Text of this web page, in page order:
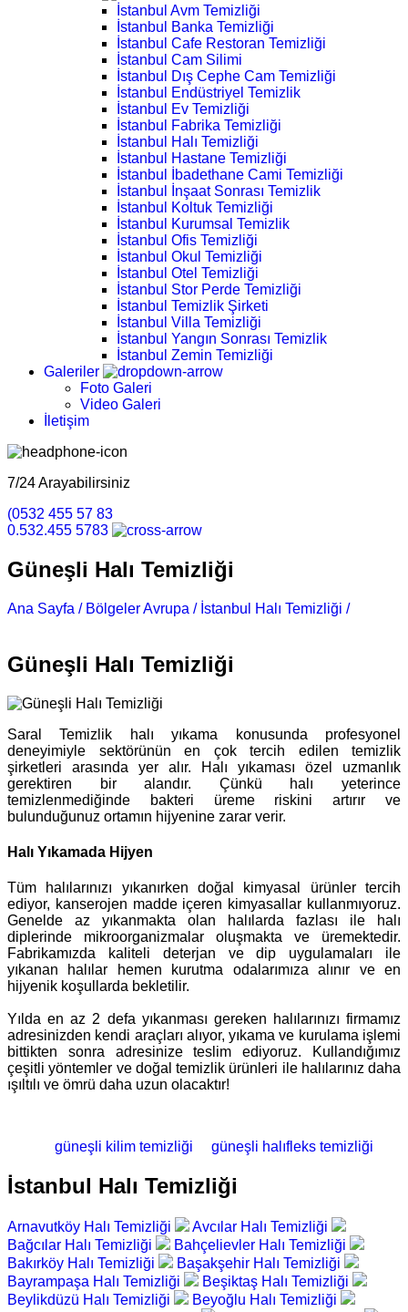
İstanbul Avm Temizliği
İstanbul Banka Temizliği
İstanbul Cafe Restoran Temizliği
İstanbul Cam Silimi
İstanbul Dış Cephe Cam Temizliği
İstanbul Endüstriyel Temizlik
İstanbul Ev Temizliği
İstanbul Fabrika Temizliği
İstanbul Halı Temizliği
İstanbul Hastane Temizliği
İstanbul İbadethane Cami Temizliği
İstanbul İnşaat Sonrası Temizlik
İstanbul Koltuk Temizliği
İstanbul Kurumsal Temizlik
İstanbul Ofis Temizliği
İstanbul Okul Temizliği
İstanbul Otel Temizliği
İstanbul Stor Perde Temizliği
İstanbul Temizlik Şirketi
İstanbul Villa Temizliği
İstanbul Yangın Sonrası Temizlik
İstanbul Zemin Temizliği
Galeriler
Foto Galeri
Video Galeri
İletişim
7/24 Arayabilirsiniz
(0532 455 57 83
0.532.455 5783
Güneşli Halı Temizliği
Ana Sayfa / Bölgeler Avrupa / İstanbul Halı Temizliği /
Güneşli Halı Temizliği
Saral Temizlik halı yıkama konusunda profesyonel
deneyimiyle sektörünün en çok tercih edilen temizlik
şirketleri arasında yer alır. Halı yıkaması özel uzmanlık
gerektiren bir alandır. Çünkü halı yeterince
temizlenmediğinde bakteri üreme riskini artırır ve
bulunduğunuz ortamın hijyenine zarar verir.
Halı Yıkamada Hijyen
Tüm halılarınızı yıkanırken doğal kimyasal ürünler tercih
ediyor, kanserojen madde içeren kimyasallar kullanmıyoruz.
Genelde az yıkanmakta olan halılarda fazlası ile halı
diplerinde mikroorganizmalar oluşmakta ve üremektedir.
Fabrikamızda kaliteli deterjan ve dip uygulamaları ile
yıkanan halılar hemen kurutma odalarımıza alınır ve en
hijyenik koşullarda bekletilir.
Yılda en az 2 defa yıkanması gereken halılarınızı firmamız
adresinizden kendi araçları alıyor, yıkama ve kurulama işlemi
bittikten sonra adresinize teslim ediyoruz. Kullandığımız
çeşitli yöntemler ve doğal temizlik ürünleri ile halılarınız daha
ışıltılı ve ömrü daha uzun olacaktır!
güneşli kilim temizliği güneşli halıfleks temizliği
İstanbul Halı Temizliği
Arnavutköy Halı Temizliği
Avcılar Halı Temizliği
Bağcılar Halı Temizliği
Bahçelievler Halı Temizliği
Bakırköy Halı Temizliği
Başakşehir Halı Temizliği
Bayrampaşa Halı Temizliği
Beşiktaş Halı Temizliği
Beylikdüzü Halı Temizliği
Beyoğlu Halı Temizliği